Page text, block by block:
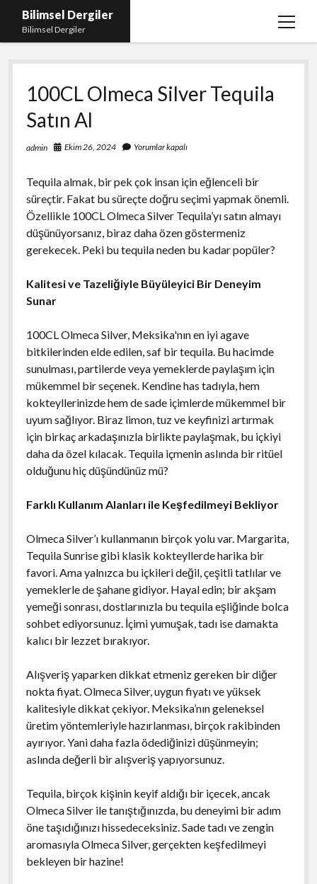
Bilimsel Dergiler
Bilimsel Dergiler
menüyü
Liste
Sayfa Listesi
Spotify Takipçi Çoğaltma
Tiktok Izlenme Arttırma Ücretsiz
100CL Olmeca Silver Tequila
Satın Al
admin Ekim 26, 2024 Yorumlar kapalı
Tequila almak, bir pek çok insan için eğlenceli bir
süreçtir. Fakat bu süreçte doğru seçimi yapmak önemli.
Özellikle 100CL Olmeca Silver Tequila’yı satın almayı
düşünüyorsanız, biraz daha özen göstermeniz
gerekecek. Peki bu tequila neden bu kadar popüler?
Kalitesi ve Tazeliğiyle Büyüleyici Bir Deneyim
Sunar
100CL Olmeca Silver, Meksika'nın en iyi agave
bitkilerinden elde edilen, saf bir tequila. Bu hacimde
sunulması, partilerde veya yemeklerde paylaşım için
mükemmel bir seçenek. Kendine has tadıyla, hem
kokteyllerinizde hem de sade içimlerde mükemmel bir
uyum sağlıyor. Biraz limon, tuz ve keyfinizi artırmak
için birkaç arkadaşınızla birlikte paylaşmak, bu içkiyi
daha da özel kılacak. Tequila içmenin aslında bir ritüel
olduğunu hiç düşündünüz mü?
Farklı Kullanım Alanları ile Keşfedilmeyi Bekliyor
Olmeca Silver’ı kullanmanın birçok yolu var. Margarita,
Tequila Sunrise gibi klasik kokteyllerde harika bir
favori. Ama yalnızca bu içkileri değil, çeşitli tatlılar ve
yemeklerle de şahane gidiyor. Hayal edin; bir akşam
yemeği sonrası, dostlarınızla bu tequila eşliğinde bolca
sohbet ediyorsunuz. İçimi yumuşak, tadı ise damakta
kalıcı bir lezzet bırakıyor.
Alışveriş yaparken dikkat etmeniz gereken bir diğer
nokta fiyat. Olmeca Silver, uygun fiyatı ve yüksek
kalitesiyle dikkat çekiyor. Meksika’nın geleneksel
üretim yöntemleriyle hazırlanması, birçok rakibinden
ayırıyor. Yani daha fazla ödediğinizi düşünmeyin;
aslında değerli bir alışveriş yapıyorsunuz.
Tequila, birçok kişinin keyif aldığı bir içecek, ancak
Olmeca Silver ile tanıştığınızda, bu deneyimi bir adım
öne taşıdığınızı hissedeceksiniz. Sade tadı ve zengin
aromasıyla Olmeca Silver, gerçekten keşfedilmeyi
bekleyen bir hazine!